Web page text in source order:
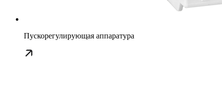
Пускорегулирующая аппаратура